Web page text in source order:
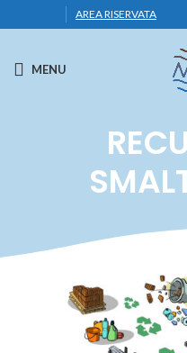
AREA RISERVATA
MENU